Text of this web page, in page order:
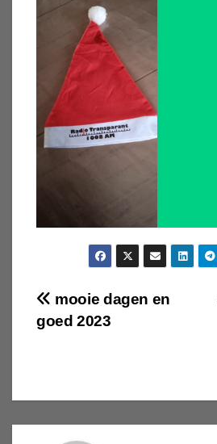
Bericht
navigatie
mooie dagen en
goed 2023